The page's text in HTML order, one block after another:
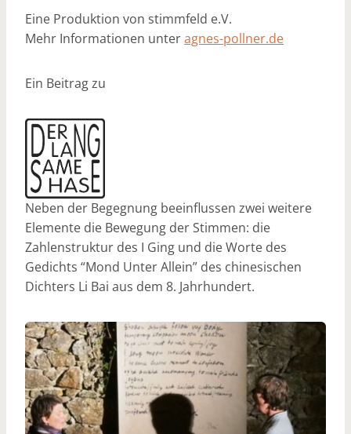
Eine Produktion von stimmfeld e.V.
Mehr Informationen unteragnes-pollner.de
Ein Beitrag zu
Neben der Begegnung beeinflussen zwei weitere
Elemente die Bewegung der Stimmen: die
Zahlenstruktur des I Ging und die Worte des
Gedichts “Mond Unter Allein” des chinesischen
Dichters Li Bai aus dem 8. Jahrhundert.